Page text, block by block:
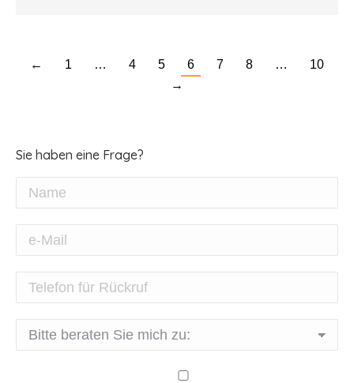
← 1 … 4 5 6 7 8 …
10
→
Sie haben eine Frage?